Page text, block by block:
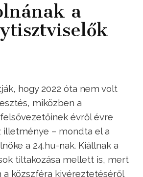
a
hogy 2022 óta nem volt
miközben a
évről évre
illetménye – mondta el a
a 24.hu-nak. Kiállnak a
tiltakozása mellett is, mert
közszféra kivéreztetéséről